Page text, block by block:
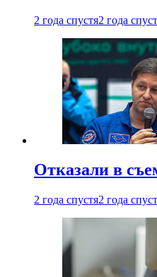
2 года спустя2 года
Отказали в
2 года спустя2 года